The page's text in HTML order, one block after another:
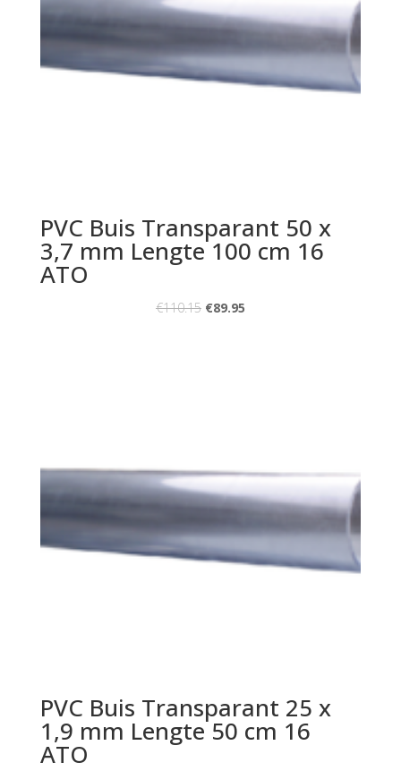
PVC Buis Transparant 50 x
3,7 mm Lengte 100 cm 16
ATO
€110.15 €89.95
PVC Buis Transparant 25 x
1,9 mm Lengte 50 cm 16
ATO